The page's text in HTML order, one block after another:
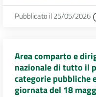
Pubblicato il 25/05/2026
Area comparto e
nazionale di tutto il
categorie pubbliche
giornata del 18